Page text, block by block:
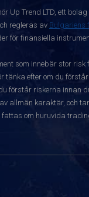
Up Trend LTD, ett
regleras av Bulgariens
för finansiella
som innebär stor
tänka efter om du
förstår riskerna innan
allmän karaktär, och
fattas om huruvida